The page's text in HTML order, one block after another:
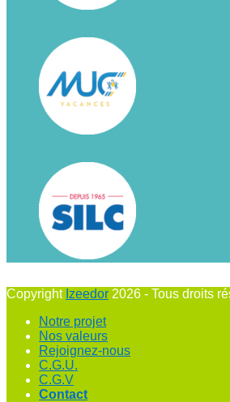
Copyright Izeedor 2026 - Tous droits
Notre projet
Nos valeurs
Rejoignez-nous
C.G.U.
C.G.V
Contact